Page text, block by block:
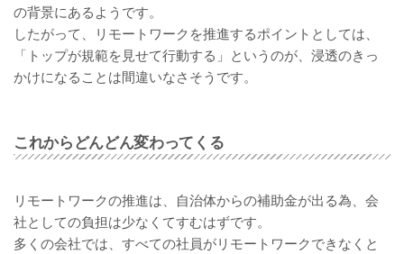
の背景にあるようです。
したがって、リモートワークを推進するポイントとしては、
「トップが規範を見せて行動する」というのが、浸透のきっ
かけになることは間違いなさそうです。
これからどんどん変わってくる
リモートワークの推進は、自治体からの補助金が出る為、会
社としての負担は少なくてすむはずです。
多くの会社では、すべての社員がリモートワークできなくと